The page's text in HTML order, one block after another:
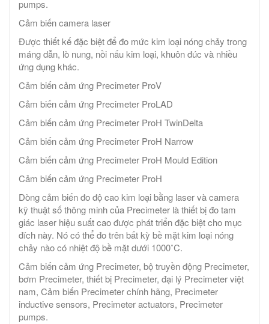
pumps.
Cảm biến camera laser
Được thiết kế đặc biệt để đo mức kim loại nóng chảy trong
máng dẫn, lò nung, nồi nấu kim loại, khuôn đúc và nhiều
ứng dụng khác.
Cảm biến cảm ứng Precimeter ProV
Cảm biến cảm ứng Precimeter ProLAD
Cảm biến cảm ứng Precimeter ProH TwinDelta
Cảm biến cảm ứng Precimeter ProH Narrow
Cảm biến cảm ứng Precimeter ProH Mould Edition
Cảm biến cảm ứng Precimeter ProH
Dòng cảm biến đo độ cao kim loại bằng laser và camera
kỹ thuật số thông minh của Precimeter là thiết bị đo tam
giác laser hiệu suất cao được phát triển đặc biệt cho mục
đích này. Nó có thể đo trên bất kỳ bề mặt kim loại nóng
chảy nào có nhiệt độ bề mặt dưới 1000˚C.
Cảm biến cảm ứng Precimeter, bộ truyền động Precimeter,
bơm Precimeter, thiết bị Precimeter, đại lý Precimeter việt
nam, Cảm biến Precimeter chính hãng, Precimeter
inductive sensors, Precimeter actuators, Precimeter
pumps.